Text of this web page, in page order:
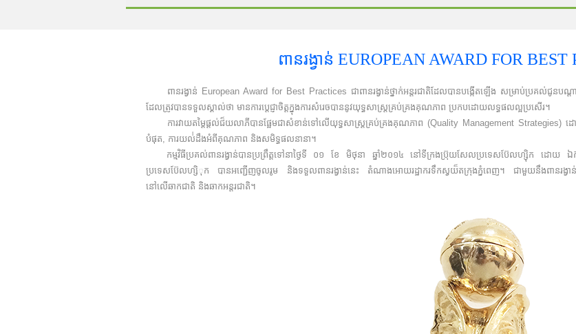
ពានរង្វាន់ EUROPEAN AWARD FOR BEST
ពានរង្វាន់ European Award for Best Practices ជាពានរង្វាន់ថ្នាក់អន្តរជាតិដែលបានបង្កើតឡើង សម្រាប់ប្រគល់ជូ
ដែលត្រូវបានទទួលស្គាល់ថា មានការប្តេជ្ញាចិត្តក្នុងការសំរេចបាននូវយុទ្ធសាស្រ្តគ្រប់គ្រងគុណភាព ប្រកបដោយលទ្ធផលល្អប្រសើរ។
ការវាយតម្តៃផ្តល់ជ៏យលាភីបានផ្អែមជាសំខាន់ទៅលើយុទ្ធសាស្រ្តគ្រប់គ្រងគុណភាព (Quality Management Strategies) ដោយរ
បំផុត, ការយល់់ដឹងអំពីគុណភាព និងសមិទ្ធផលនានា។
​ កម្មវិធីប្រគល់ពានរង្វាន់បានប្រព្រឹត្តទៅនាថ្ងៃទី ០១ ខែ មិថុនា ឆ្នាំ២០១៤ នៅទីក្រងប្រ៊ុយសែលប្រទេសប៊ែលហ្សុិក ដោយឯ
ប្រទេសប៊ែលហ្សិុក បានអញ្ជើញចូលរូម និងទទួលពានរង្វាន់នេះ តំណាងអោយរដ្ឋាករទឹកស្វយ៏តក្រុងភ្នំពេញ។ ជាមួយនឹងពានរង្វាន់នេ
នៅលើឆាកជាតិ និងឆាកអន្តរជាតិ។